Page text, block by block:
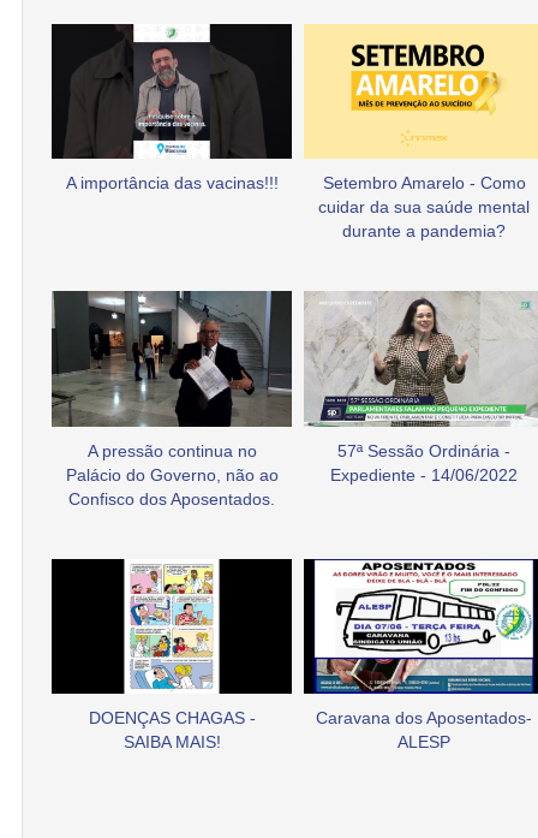
A importância das vacinas!!!
Setembro Amarelo - Como
cuidar da sua saúde mental
durante a pandemia?
A pressão continua no
Palácio do Governo, não ao
Confisco dos Aposentados.
57ª Sessão Ordinária -
Expediente - 14/06/2022
DOENÇAS CHAGAS -
SAIBA MAIS!
Caravana dos Aposentados-
ALESP